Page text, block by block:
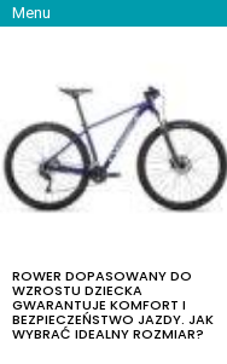
Menu
ROWER DOPASOWANY DO
WZROSTU DZIECKA
GWARANTUJE KOMFORT I
BEZPIECZEŃSTWO JAZDY. JAK
WYBRAĆ IDEALNY ROZMIAR?